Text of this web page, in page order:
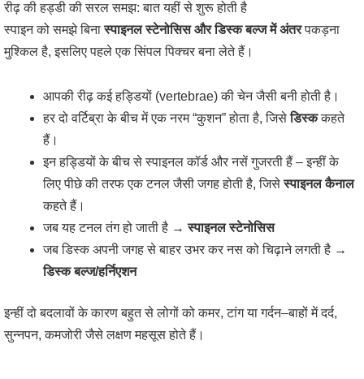
रीढ़ की हड्डी की सरल समझ: बात यहीं से शुरू होती है
स्पाइन को समझे बिनास्पाइनल स्टेनोसिस और डिस्क बल्ज में अंतरपकड़ना
मुश्किल है, इसलिए पहले एक सिंपल पिक्चर बना लेते हैं।
आपकी रीढ़ कई हड्डियों (vertebrae) की चेन जैसी बनी होती है।
हर दो वर्टिब्रा के बीच में एक नरम “कुशन” होता है, जिसेडिस्ककहते
हैं।
इन हड्डियों के बीच से स्पाइनल कॉर्ड और नसें गुजरती हैं – इन्हीं के
लिए पीछे की तरफ एक टनल जैसी जगह होती है, जिसेस्पाइनल कैनाल
कहते हैं।
जब यह टनल तंग हो जाती है →स्पाइनल स्टेनोसिस
जब डिस्क अपनी जगह से बाहर उभर कर नस को चिढ़ाने लगती है →
डिस्क बल्ज/हर्निएशन
इन्हीं दो बदलावों के कारण बहुत से लोगों को कमर, टांग या गर्दन–बाहों में दर्द,
सुन्नपन, कमजोरी जैसे लक्षण महसूस होते हैं।